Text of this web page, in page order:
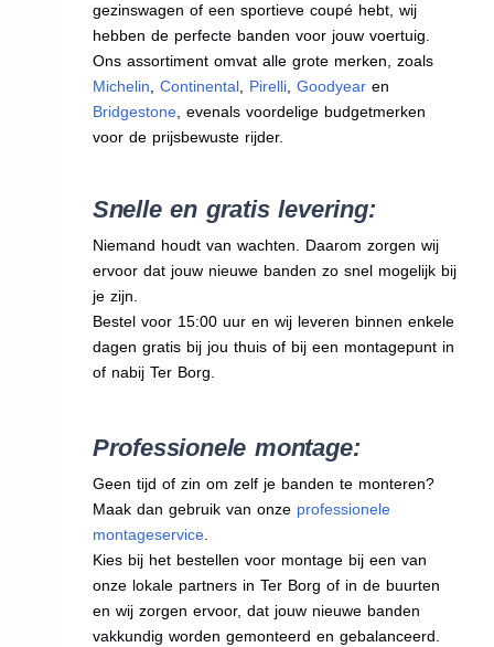
gezinswagen of een sportieve coupé hebt, wij
hebben de perfecte banden voor jouw voertuig.
Ons assortiment omvat alle grote merken, zoals
Michelin, Continental, Pirelli, Goodyearen
Bridgestone, evenals voordelige budgetmerken
voor de prijsbewuste rijder.
Snelle en gratis levering:
Niemand houdt van wachten. Daarom zorgen wij
ervoor dat jouw nieuwe banden zo snel mogelijk bij
je zijn.
Bestel voor 15:00 uur en wij leveren binnen enkele
dagen gratis bij jou thuis of bij een montagepunt in
of nabij Ter Borg.
Professionele montage:
Geen tijd of zin om zelf je banden te monteren?
Maak dan gebruik van onze professionele
montageservice.
Kies bij het bestellen voor montage bij een van
onze lokale partners in Ter Borg of in de buurten
en wij zorgen ervoor, dat jouw nieuwe banden
vakkundig worden gemonteerd en gebalanceerd.